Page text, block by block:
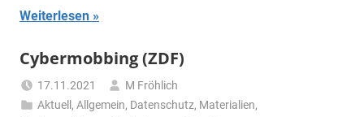
Weiterlesen
Cybermobbing (ZDF)
17.11.2021
M Fröhlich
Aktuell ,Allgemein, Datenschutz, Materialien,